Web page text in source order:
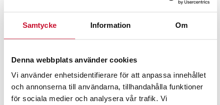
Samtycke Information Om
Denna webbplats använder cookies
Vi använder enhetsidentifierare för att anpassa innehållet
och annonserna till användarna, tillhandahålla funktioner
för sociala medier och analysera vår trafik. Vi
Vikt: 71 kg